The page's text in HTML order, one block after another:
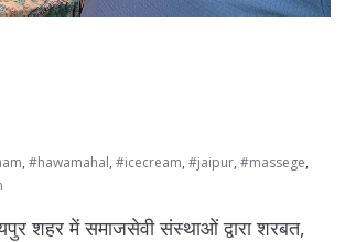
, #hawamahal, #icecream, #jaipur, #massege,
शहर में समाजसेवी संस्थाओं द्वारा शरबत,